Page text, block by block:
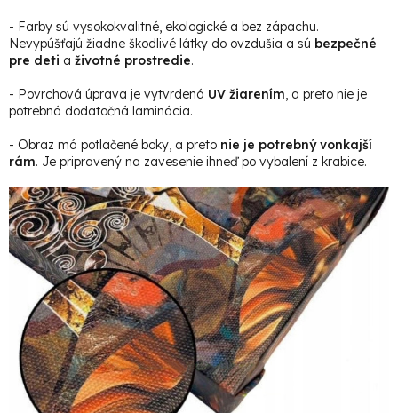
- Farby sú vysokokvalitné, ekologické a bez zápachu.
Nevypúšťajú žiadne škodlivé látky do ovzdušia a sú bezpečné
pre deti a životné prostredie.
- Povrchová úprava je vytvrdená UV žiarením, a preto nie je
potrebná dodatočná laminácia.
- Obraz má potlačené boky, a preto nie je potrebný vonkajší
rám. Je pripravený na zavesenie ihneď po vybalení z krabice.